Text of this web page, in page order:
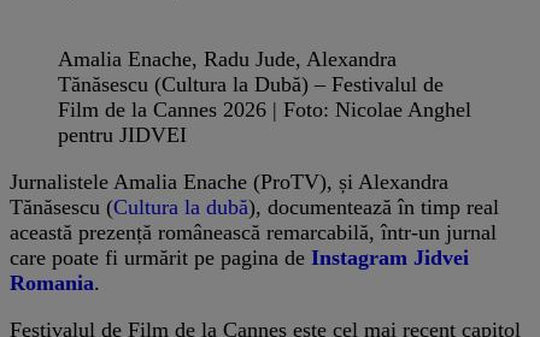
Amalia Enache, Radu Jude, Alexandra
Tănăsescu (Cultura la Dubă) – Festivalul de
Film de la Cannes 2026 | Foto: Nicolae Anghel
pentru JIDVEI
Jurnalistele Amalia Enache (ProTV), și Alexandra
Tănăsescu (Cultura la dubă), documentează în timp real
această prezență românească remarcabilă, într-un jurnal
care poate fi urmărit pe pagina de Instagram Jidvei
Romania.
Festivalul de Film de la Cannes este cel mai recent capitol